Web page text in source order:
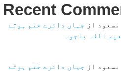
Recent
از جہاں دائرے ختم ہوتے
اللہ باجوہ
از جہاں دائرے ختم ہوتے